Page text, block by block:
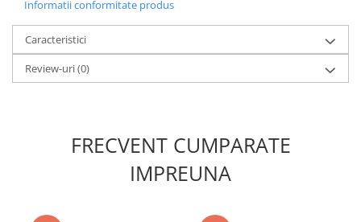
Informatii conformitate produs
Caracteristici
Review-uri(0)
FRECVENT CUMPARATE
IMPREUNA